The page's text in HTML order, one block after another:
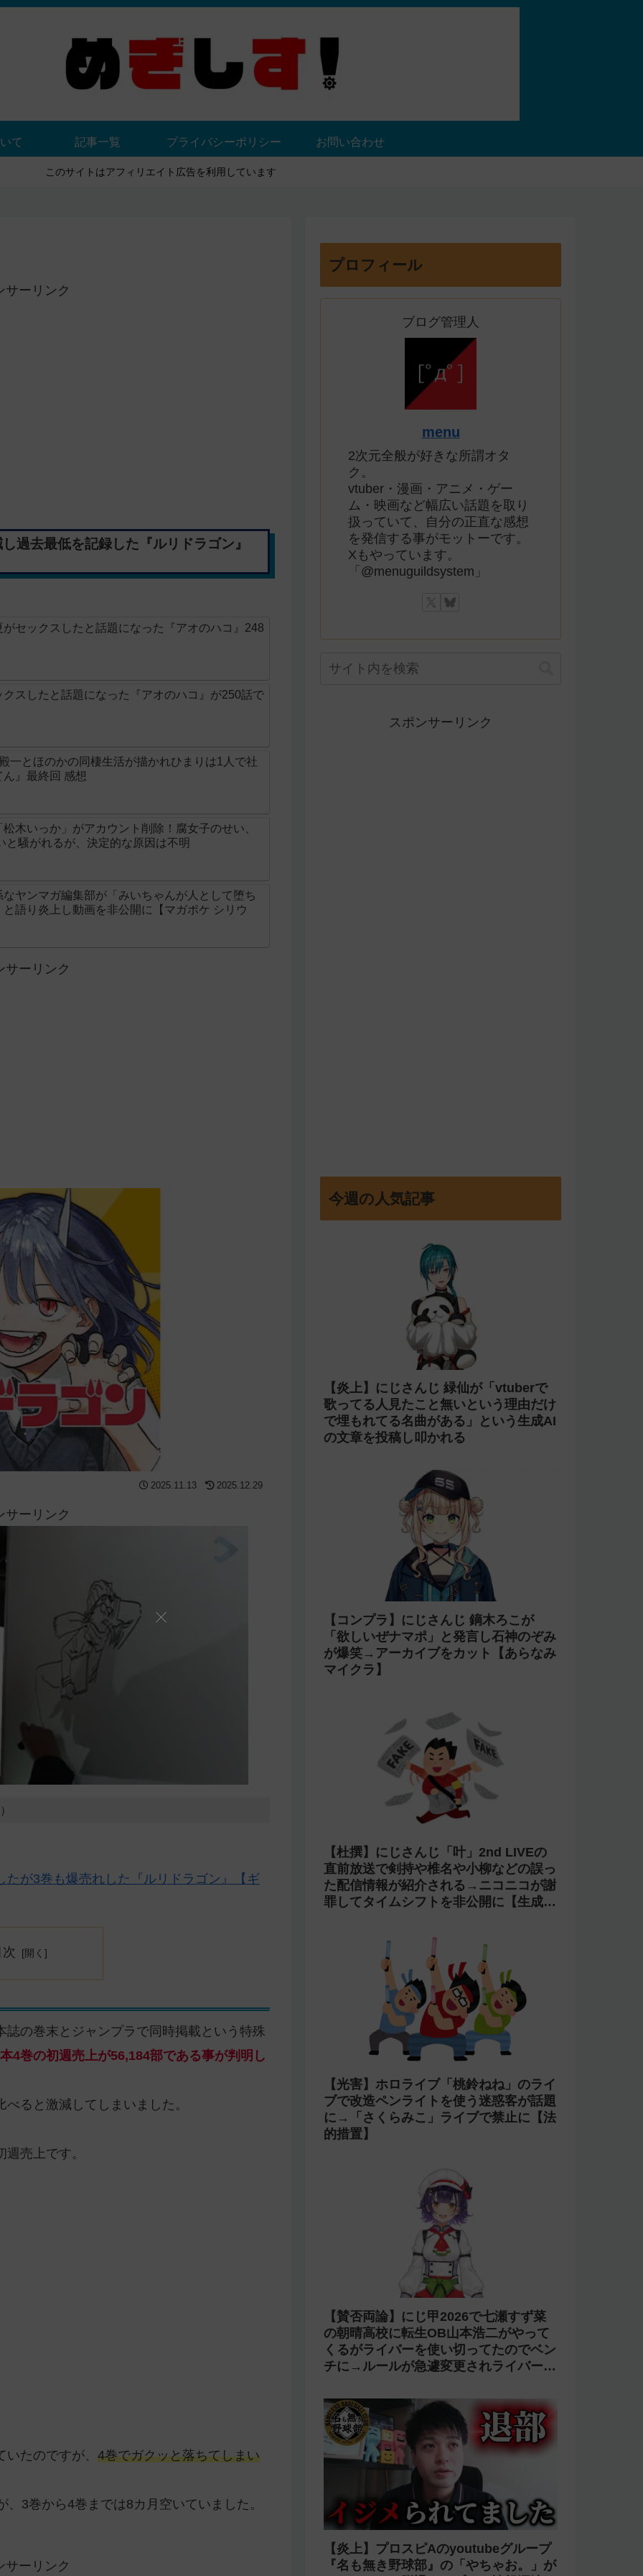
て 記事一覧 プライバシーポリシー お問い合わせ
このサイトはアフィリエイト広告を利用しています
サーリンク
過去最低を記録した『ルリドラゴン』
セックスしたと話題になった『アオのハコ』248
スしたと話題になった『アオのハコ』が250話で
一とほのかの同棲生活が描かれひまりは1人で社
』最終回 感想
木いっか」がアカウント削除！腐女子のせい、
と騒がれるが、決定的な原因は不明
ヤンマガ編集部が「みいちゃんが人として堕ち
語り炎上し動画を非公開に【マガポケ シリウ
サーリンク
2025.11.13 2025.12.29
サーリンク
が3巻も爆売れした『ルリドラゴン』【ギ
の巻末とジャンプラで同時掲載という特殊
4巻の初週売上が56,184部である事が判明し
ると激減してしまいました。
売上です。
たのですが、 4巻でガクッと落ちてしまい
3巻から4巻までは8カ月空いていました。
サーリンク
プロフィール
ブログ管理人
menu
2次元全般が好きな所謂オタ
ク。
vtuber・漫画・アニメ・ゲー
ム・映画など幅広い話題を取り
扱っていて、自分の正直な感想
を発信する事がモットーです。
Xもやっています。
「@menuguildsystem」
スポンサーリンク
今週の人気記事
【炎上】にじさんじ 緑仙が「vtuberで
歌ってる人見たこと無いという理由だけ
で埋もれてる名曲がある」という生成AI
の文章を投稿し叩かれる
【コンプラ】にじさんじ 鏑木ろこが
「欲しいぜナマポ」と発言し石神のぞみ
が爆笑→アーカイブをカット【あらなみ
マイクラ】
【杜撰】にじさんじ「叶」2nd LIVEの
直前放送で剣持や椎名や小柳などの誤っ
た配信情報が紹介される→ニコニコが謝
罪してタイムシフトを非公開に【生成
【光害】ホロライブ「桃鈴ねね」のライ
ブで改造ペンライトを使う迷惑客が話題
に→「さくらみこ」ライブで禁止に【法
的措置】
【賛否両論】にじ甲2026で七瀬すず菜
の朝晴高校に転生OB山本浩二がやって
くるがライバーを使い切ってたのでベン
チに→ルールが急遽変更されライバーの
【炎上】プロスピAのyoutubeグループ
『名も無き野球部』の「やちゃお。」が